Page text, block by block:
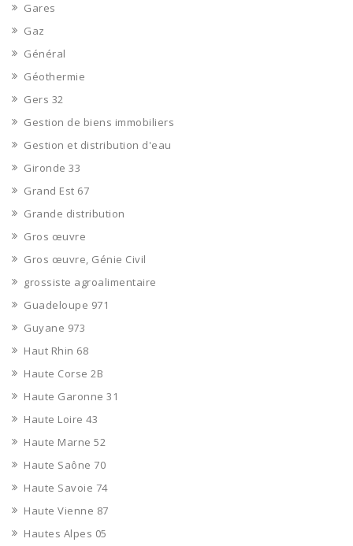
Gares
Gaz
Général
Géothermie
Gers 32
Gestion de biens immobiliers
Gestion et distribution d'eau
Gironde 33
Grand Est 67
Grande distribution
Gros œuvre
Gros œuvre, Génie Civil
grossiste agroalimentaire
Guadeloupe 971
Guyane 973
Haut Rhin 68
Haute Corse 2B
Haute Garonne 31
Haute Loire 43
Haute Marne 52
Haute Saône 70
Haute Savoie 74
Haute Vienne 87
Hautes Alpes 05